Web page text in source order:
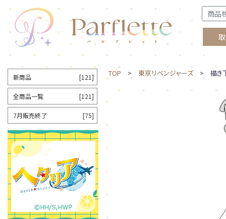
TOP > 東京リベンジャーズ> 描き下
新商品 [121]
全商品一覧 [121]
7月販売終了 [75]